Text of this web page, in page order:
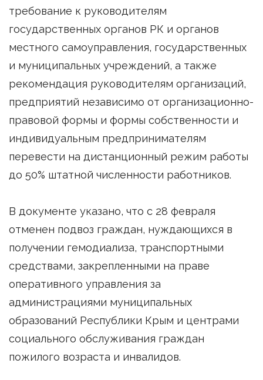
требование к руководителям
государственных органов РК и органов
местного самоуправления, государственных
и муниципальных учреждений, а также
рекомендация руководителям организаций,
предприятий независимо от организационно-
правовой формы и формы собственности и
индивидуальным предпринимателям
перевести на дистанционный режим работы
до 50% штатной численности работников.
В документе указано, что с 28 февраля
отменен подвоз граждан, нуждающихся в
получении гемодиализа, транспортными
средствами, закрепленными на праве
оперативного управления за
администрациями муниципальных
образований Республики Крым и центрами
социального обслуживания граждан
пожилого возраста и инвалидов.